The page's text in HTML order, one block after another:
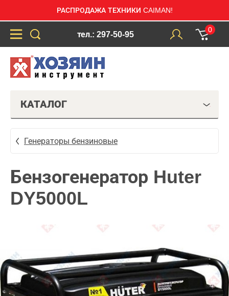
РАСПРОДАЖА ТЕХНИКИ CAIMAN!
тел.: 297-50-95
0
КАТАЛОГ
Генераторы бензиновые
Бензогенератор Huter
DY5000L